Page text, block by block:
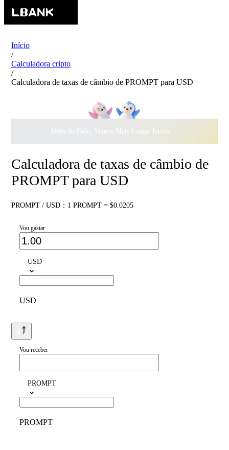
Início
/
Calculadora cripto
/
Calculadora de taxas de câmbio de PROMPT para USD
Além do Gelo, Vamos Mais Longe Juntos ·$500.000
Calculadora de taxas de câmbio de
PROMPT para USD
PROMPT / USD：1 PROMPT = $0.0205
Vou gastar
USD
USD
Vou receber
PROMPT
PROMPT